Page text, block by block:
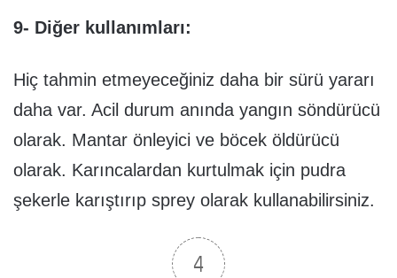
9- Diğer kullanımları:
Hiç tahmin etmeyeceğiniz daha bir sürü yararı
daha var. Acil durum anında yangın söndürücü
olarak. Mantar önleyici ve böcek öldürücü
olarak. Karıncalardan kurtulmak için pudra
şekerle karıştırıp sprey olarak kullanabilirsiniz.
4